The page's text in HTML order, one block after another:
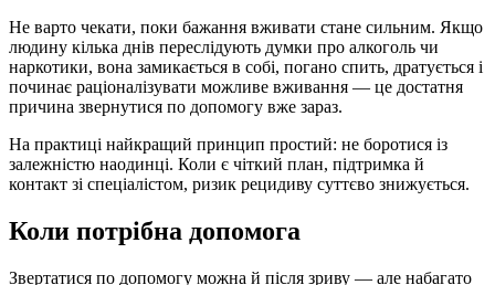
Не варто чекати, поки бажання вживати стане сильним. Якщо
людину кілька днів переслідують думки про алкоголь чи
наркотики, вона замикається в собі, погано спить, дратується і
починає раціоналізувати можливе вживання — це достатня
причина звернутися по допомогу вже зараз.
На практиці найкращий принцип простий: не боротися із
залежністю наодинці. Коли є чіткий план, підтримка й
контакт зі спеціалістом, ризик рецидиву суттєво знижується.
Коли потрібна допомога
Звертатися по допомогу можна й після зриву — але набагато